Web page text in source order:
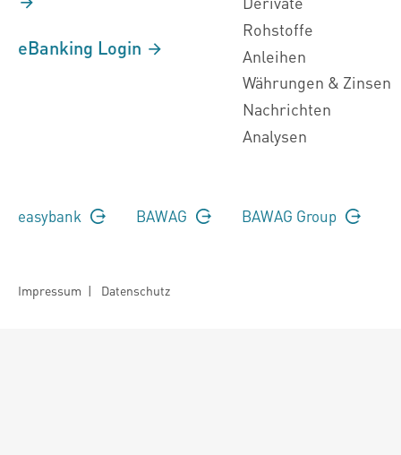
eBanking Login
Rohstoffe
Anleihen
Währungen & Zinsen
Nachrichten
Analysen
easybank BAWAG BAWAG Group
Impressum | Datenschutz